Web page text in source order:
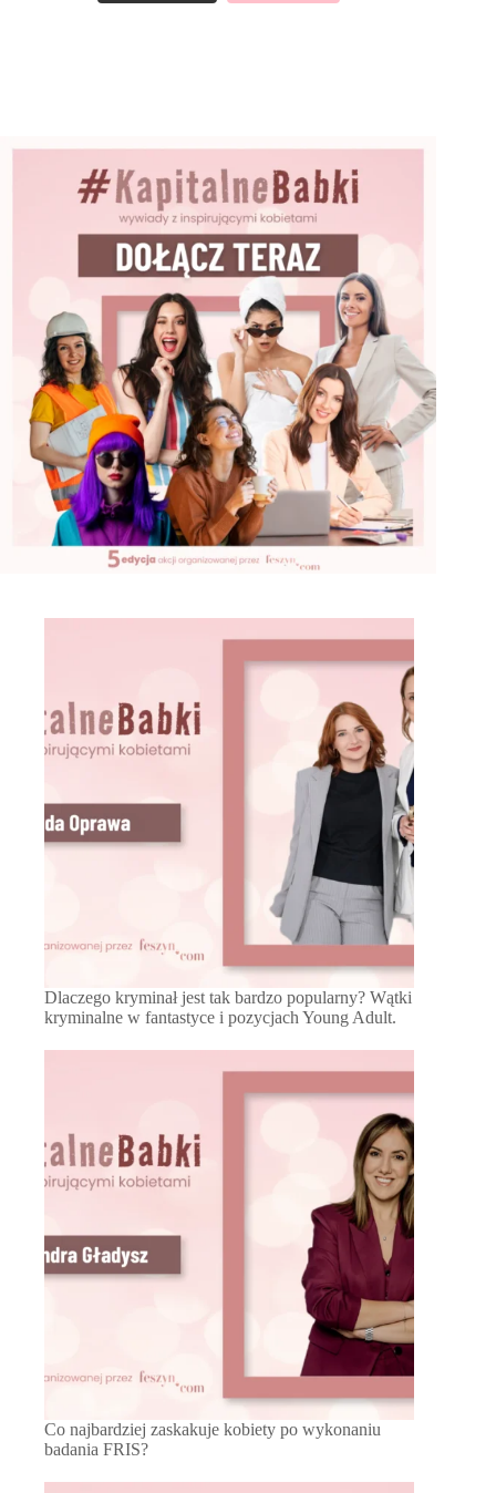
Dlaczego kryminał jest tak bardzo popularny? Wątki
kryminalne w fantastyce i pozycjach Young Adult.
Co najbardziej zaskakuje kobiety po wykonaniu
badania FRIS?